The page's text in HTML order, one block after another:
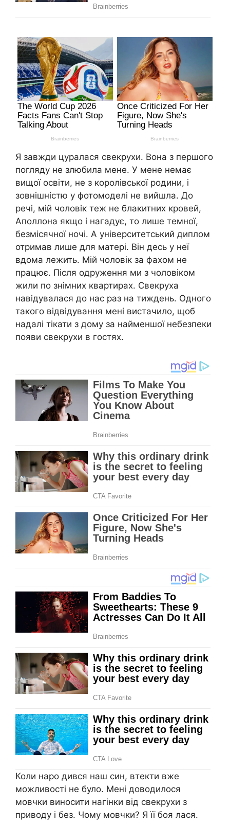
Я завжди цуралася свекрухи. Вона з першого
погляду не злюбила мене. У мене немає
вищої освіти, не з королівської родини, і
зовнішністю у фотомоделі не вийшла. До
речі, мій чоловік теж не блакитних кровей,
Аполлона якщо і нагадує, то лише темної,
безмісячної ночі. А університетський диплом
отримав лише для матері. Він десь у неї
вдома лежить. Мій чоловік за фахом не
працює. Після одруження ми з чоловіком
жили по знімних квартирах. Свекруха
навідувалася до нас раз на тиждень. Одного
такого відвідування мені вистачило, щоб
надалі тікати з дому за найменшої небезпеки
появи свекрухи в гостях.
Коли наро дився наш син, втекти вже
можливості не було. Мені доводилося
мовчки виносити нагінки від свекрухи з
приводу і без. Чому мовчки? Я її боя лася.